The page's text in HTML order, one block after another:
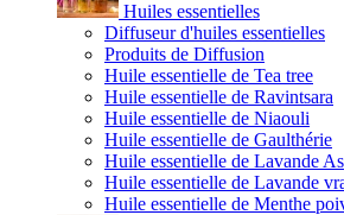
Huiles essentielles
Diffuseur d'huiles essentielles
Produits de Diffusion
Huile essentielle de Tea tree
Huile essentielle de Ravintsara
Huile essentielle de Niaouli
Huile essentielle de Gaulthérie
Huile essentielle de Lavande
Huile essentielle de Lavande
Huile essentielle de Menthe